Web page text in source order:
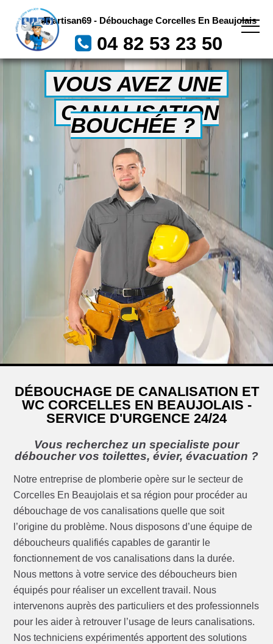
artisan69 - Débouchage Corcelles En Beaujolais
04 82 53 23 50
VOUS AVEZ UNE
CANALISATION
BOUCHÉE ?
DÉBOUCHAGE DE CANALISATION ET
WC CORCELLES EN BEAUJOLAIS -
SERVICE D'URGENCE 24/24
Vous recherchez un specialiste pour
déboucher vos toilettes, évier, évacuation ?
Notre entreprise de plomberie opère sur le secteur de
Corcelles En Beaujolais et sa région pour procéder au
débouchage de vos canalisations quelle que soit
l’origine du problème. Nous disposons d’une équipe de
déboucheurs qualifiés capables de garantir le
fonctionnement de vos canalisations dans la durée.
Nous mettons à votre service des déboucheurs bien
équipés pour réaliser un excellent travail. Nous
intervenons auprès des particuliers et des professionnels
pour les aider à retrouver l’usage de leurs canalisations.
Nos techniciens expérimentés apportent des solutions